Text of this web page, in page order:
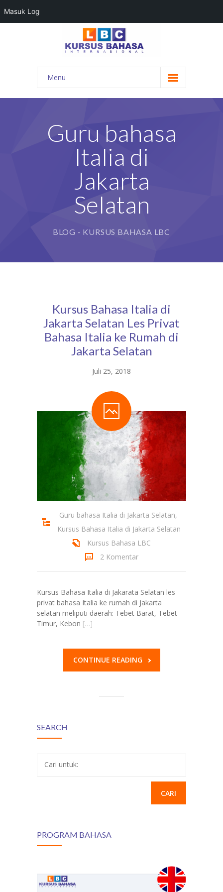
Menu
HOME
KONTAK KAMI
DAFTAR GURU
Guru bahasa
Italia di
Jakarta
Selatan
BLOG - KURSUS BAHASA LBC
Kursus Bahasa Italia di
Jakarta Selatan Les Privat
Bahasa Italia ke Rumah di
Jakarta Selatan
Juli 25, 2018
Guru bahasa Italia di Jakarta Selatan,
Kursus Bahasa Italia di Jakarta Selatan
Kursus Bahasa LBC
2 Komentar
Kursus Bahasa Italia di Jakarata Selatan les
privat bahasa Italia ke rumah di Jakarta
selatan meliputi daerah: Tebet Barat, Tebet
Timur, Kebon […]
CONTINUE READING
SEARCH
Cari untuk:
PROGRAM BAHASA
Masuk Log